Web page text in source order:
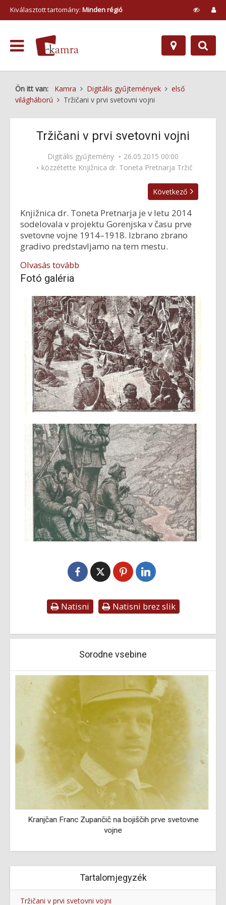
Kiválasztott tartomány: Minden régió
Ön itt van: Kamra Digitális gyűjtemények
első
világháború
Tržičani v prvi svetovni vojni
Tržičani v prvi svetovni vojni
Digitális gyűjtemény
26.05.2015 00:00
közzétette Knjižnica dr. Toneta Pretnarja Tržič
Következő
Knjižnica dr. Toneta Pretnarja je v letu 2014
sodelovala v projektu Gorenjska v času prve
svetovne vojne 1914–1918. Izbrano zbrano
gradivo predstavljamo na tem mestu.
Olvasás tovább
Fotó galéria
Natisni Natisni brez slik
Sorodne vsebine
Kranjčan Franc Zupančič na bojiščih prve svetovne
vojne
Tartalomjegyzék
Tržičani v prvi svetovni vojni